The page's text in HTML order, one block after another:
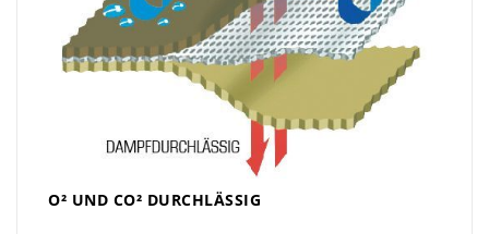
O² UND CO² DURCHLÄSSIG